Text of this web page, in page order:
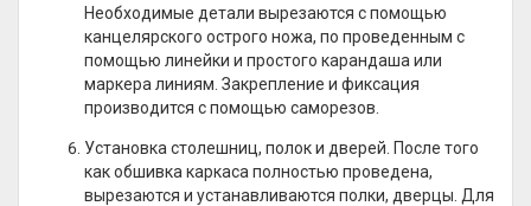
Необходимые детали вырезаются с помощью
канцелярского острого ножа, по проведенным с
помощью линейки и простого карандаша или
маркера линиям. Закрепление и фиксация
производится с помощью саморезов.
Установка столешниц, полок и дверей. После того
как обшивка каркаса полностью проведена,
вырезаются и устанавливаются полки, дверцы. Для